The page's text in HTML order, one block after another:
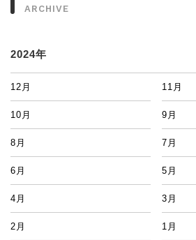
ARCHIVE
2024年
12月 11月
10月 9月
8月 7月
6月 5月
4月 3月
2月 1月